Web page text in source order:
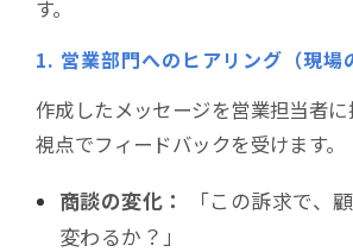
す。
1. 営業部門へのヒアリング（現場
作成したメッセージを営業担当者
視点でフィードバックを受けます。
商談の変化：
「この訴求で、
変わるか？」